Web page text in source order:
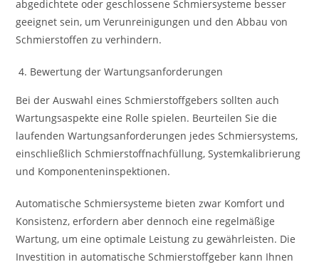
abgedichtete oder geschlossene Schmiersysteme besser
geeignet sein, um Verunreinigungen und den Abbau von
Schmierstoffen zu verhindern.
Bewertung der Wartungsanforderungen
Bei der Auswahl eines Schmierstoffgebers sollten auch
Wartungsaspekte eine Rolle spielen. Beurteilen Sie die
laufenden Wartungsanforderungen jedes Schmiersystems,
einschließlich Schmierstoffnachfüllung, Systemkalibrierung
und Komponenteninspektionen.
Automatische Schmiersysteme bieten zwar Komfort und
Konsistenz, erfordern aber dennoch eine regelmäßige
Wartung, um eine optimale Leistung zu gewährleisten. Die
Investition in automatische Schmierstoffgeber kann Ihnen